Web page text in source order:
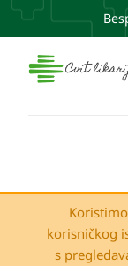
korisničkog
s